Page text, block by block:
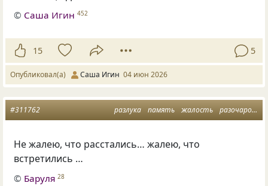
© Саша Игин 452
15 5
Опубликовал(а) Саша Игин 04 июн 2026
разлука память жалость разочарования
#311762
Не жалею, что расстались… жалею, что
встретились …
© Баруля 28